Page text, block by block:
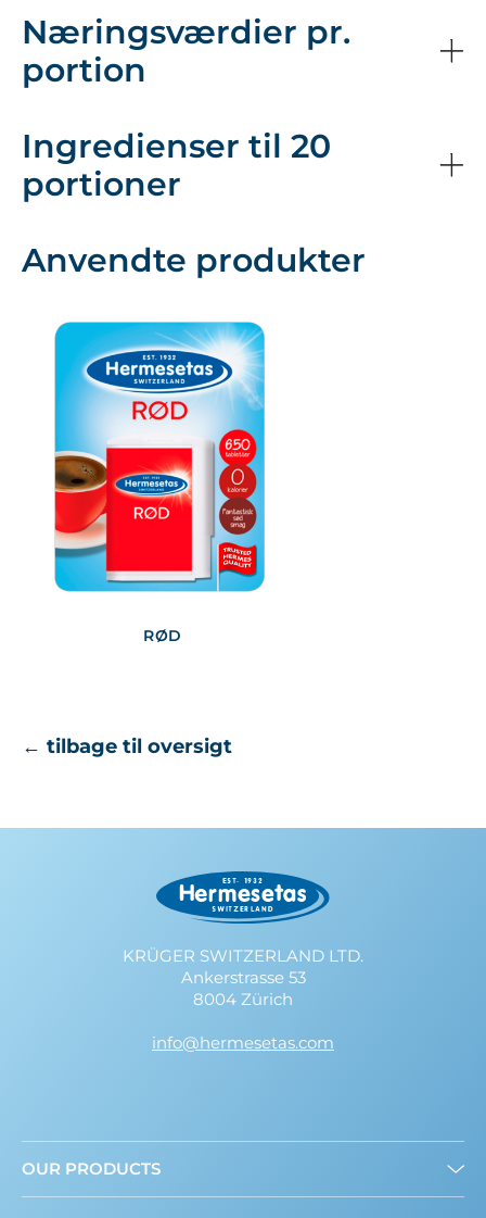
Næringsværdier pr.
portion
Ingredienser til 20
portioner
Anvendte produkter
RØD
← tilbage til oversigt
KRÜGER SWITZERLAND LTD.
Ankerstrasse 53
8004 Zürich
info@hermesetas.com
OUR PRODUCTS